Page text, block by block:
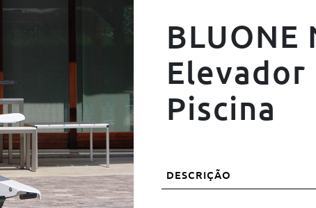
BLUONE
Piscina
DESCRIÇÃO